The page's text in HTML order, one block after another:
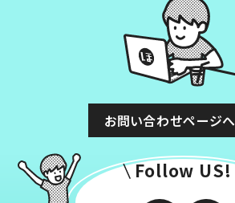
お問い合わせページへ
Follow US!